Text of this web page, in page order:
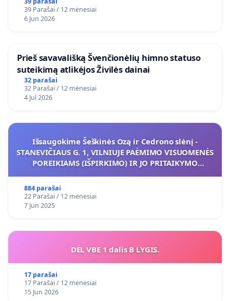
39 Parašai / 12 mėnesiai
6 Jun 2026
​Prieš savavališką Švenčionėlių himno statuso
suteikimą atlikėjos Živilės dainai
32 parašai
32 Parašai / 12 mėnesiai
4 Jul 2026
Išsaugokime Šeškinės Ozą ir Cedrono slėnį -
STANEVIČIAUS G. 1, VILNIUJE PAĖMIMO VISUOMENĖS
POREIKIAMS (IŠPIRKIMO) IR JO PRITAIKYMO
884 parašai
22 Parašai / 12 mėnesiai
7 Jun 2025
DĖL VBE 1 dalis B LYGIS.
17 parašai
17 Parašai / 12 mėnesiai
15 Jun 2026